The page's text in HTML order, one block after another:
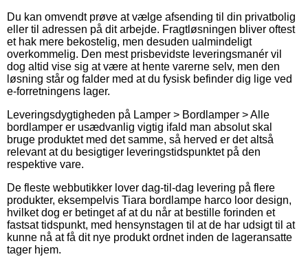
Du kan omvendt prøve at vælge afsending til din privatbolig
eller til adressen på dit arbejde. Fragtløsningen bliver oftest
et hak mere bekostelig, men desuden ualmindeligt
overkommelig. Den mest prisbevidste leveringsmanér vil
dog altid vise sig at være at hente varerne selv, men den
løsning står og falder med at du fysisk befinder dig lige ved
e-forretningens lager.
Leveringsdygtigheden på Lamper > Bordlamper > Alle
bordlamper er usædvanlig vigtig ifald man absolut skal
bruge produktet med det samme, så herved er det altså
relevant at du besigtiger leveringstidspunktet på den
respektive vare.
De fleste webbutikker lover dag-til-dag levering på flere
produkter, eksempelvis Tiara bordlampe harco loor design,
hvilket dog er betinget af at du når at bestille forinden et
fastsat tidspunkt, med hensynstagen til at de har udsigt til at
kunne nå at få dit nye produkt ordnet inden de lageransatte
tager hjem.